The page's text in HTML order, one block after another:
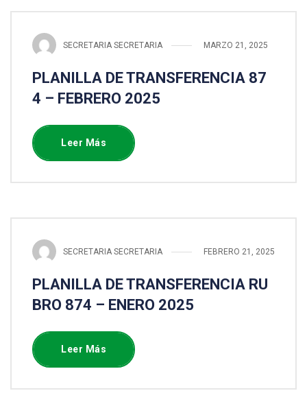
SECRETARIA SECRETARIA MARZO 21, 2025
PLANILLA DE TRANSFERENCIA 87
4 – FEBRERO 2025
Leer Más
SECRETARIA SECRETARIA FEBRERO 21, 2025
PLANILLA DE TRANSFERENCIA RU
BRO 874 – ENERO 2025
Leer Más